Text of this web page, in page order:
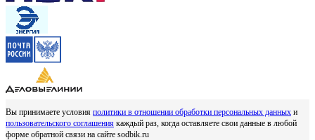
Вы принимаете условия политики в отношении обработки персональных данных и
пользовательского соглашения каждый раз, когда оставляете свои данные в любой
форме обратной связи на сайте sodbik.ru